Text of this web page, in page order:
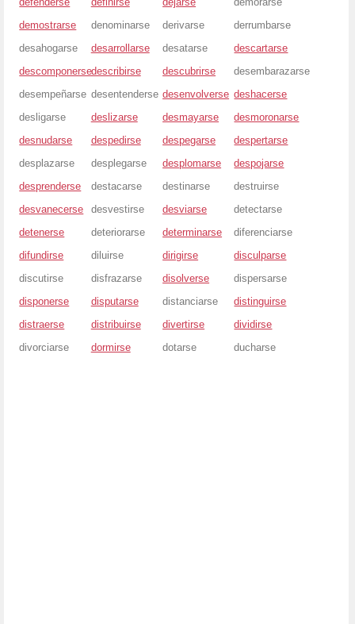
demostrarse
denominarse derivarse
derrumbarse
desahogarse
desarrollarse desatarse
descartarse
descomponersedescribirse descubrirse
desembarazarse
desempeñarse desentenderse desenvolverse deshacerse
desligarse
deslizarse desmayarse
desmoronarse
desnudarse
despedirse despegarse
despertarse
desplazarse
desplegarse desplomarse
despojarse
desprenderse
destacarse destinarse
destruirse
desvanecerse
desvestirse desviarse
detectarse
detenerse
deteriorarse determinarse
diferenciarse
difundirse
diluirse dirigirse
disculparse
discutirse
disfrazarse disolverse
dispersarse
disponerse
disputarse distanciarse
distinguirse
distraerse
distribuirse divertirse
dividirse
divorciarse
dormirse dotarse ducharse